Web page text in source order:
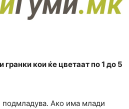
кои ќе цветаат по 1 до 5
подмладува. Ако има млади